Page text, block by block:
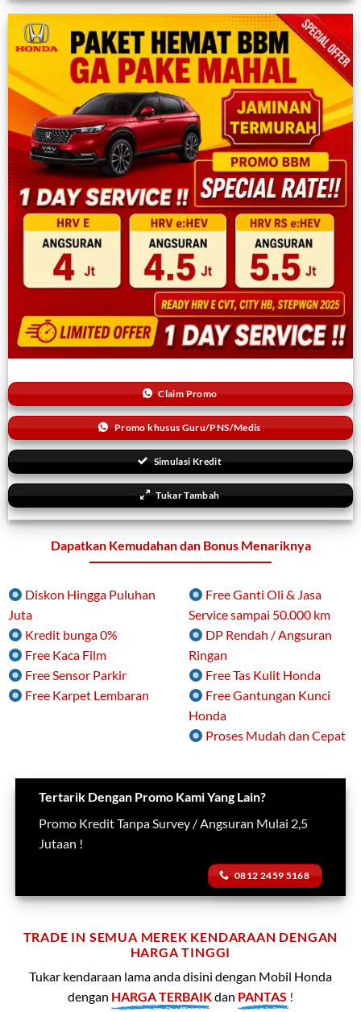
Claim Promo
Promo khusus Guru/PNS/Medis
Simulasi Kredit
Tukar Tambah
Dapatkan Kemudahan dan Bonus Menariknya
Diskon Hingga Puluhan
Juta
Kredit bunga 0%
Free Kaca Film
Free Sensor Parkir
Free Karpet Lembaran
Free Ganti Oli & Jasa
Service sampai 50.000 km
DP Rendah / Angsuran
Ringan
Free Tas Kulit Honda
Free Gantungan Kunci
Honda
Proses Mudah dan Cepat
Tertarik Dengan Promo Kami Yang Lain?
Promo Kredit Tanpa Survey / Angsuran Mulai 2,5
Jutaan !
0812 2459 5168
TRADE IN SEMUA MEREK KENDARAAN DENGAN
HARGA TINGGI
Tukar kendaraan lama anda disini dengan Mobil Honda
dengan HARGA TERBAIKdan PANTAS !